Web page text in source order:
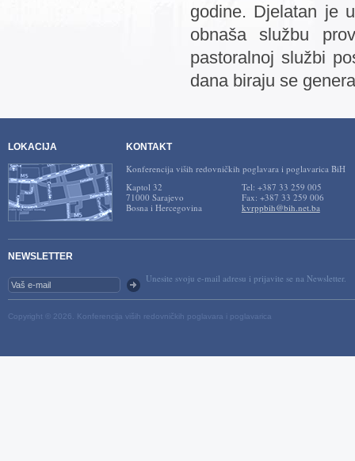
godine. Djelatan je
obnaša službu
pastoralnoj službi
dana biraju se
LOKACIJA KONTAKT
Konferencija viših redovničkih poglavara i poglavarica BiH
Kaptol 32
71000 Sarajevo
Bosna i Hercegovina
Tel: +387 33 259 005
Fax: +387 33 259 006
kvrppbih@bih.net.ba
NEWSLETTER
Unesite svoju e-mail adresu i prijavite se na Newsletter.
Copyright © 2026. Konferencija viših redovničkih poglavara i poglavarica